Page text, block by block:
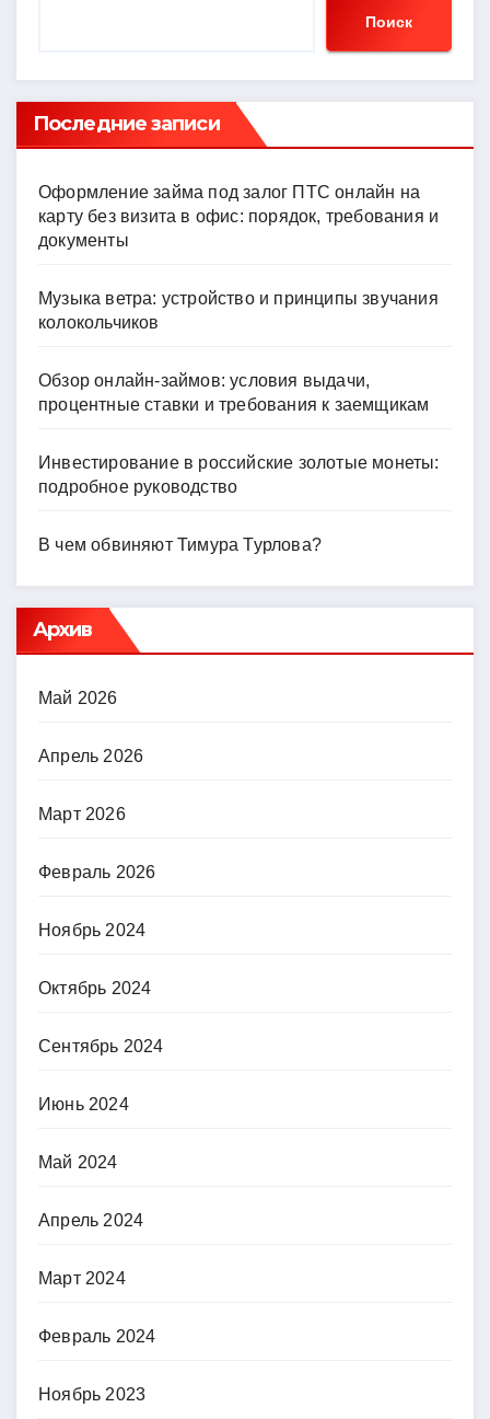
ni
ki
ть
Поиск
Последние записи
Оформление займа под залог ПТС онлайн на
карту без визита в офис: порядок, требования и
документы
Музыка ветра: устройство и принципы звучания
колокольчиков
Обзор онлайн-займов: условия выдачи,
процентные ставки и требования к заемщикам
Инвестирование в российские золотые монеты:
подробное руководство
В чем обвиняют Тимура Турлова?
Архив
Май 2026
Апрель 2026
Март 2026
Февраль 2026
Ноябрь 2024
Октябрь 2024
Сентябрь 2024
Июнь 2024
Май 2024
Апрель 2024
Март 2024
Февраль 2024
Ноябрь 2023